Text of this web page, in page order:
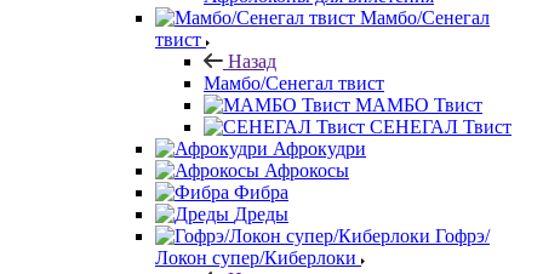
Мамбо/Сенегал
твист
Назад
Мамбо/Сенегал твист
МАМБО Твист
СЕНЕГАЛ Твист
Афрокудри
Афрокосы
Фибра
Дреды
Гофрэ/
Локон супер/Киберлоки